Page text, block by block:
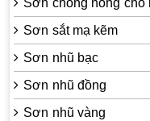
Sơn chống nóng cho
Sơn sắt mạ kẽm
Sơn nhũ bạc
Sơn nhũ đồng
Sơn nhũ vàng